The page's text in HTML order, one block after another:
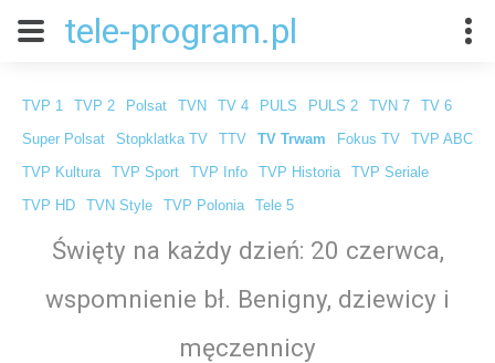
tele-program.pl
TVP 1 TVP 2 Polsat TVN TV 4 PULS PULS 2 TVN 7 TV 6
Super Polsat Stopklatka TV TTV TV Trwam Fokus TV TVP ABC
TVP Kultura TVP Sport TVP Info TVP Historia TVP Seriale
TVP HD TVN Style TVP Polonia Tele 5
Święty na każdy dzień: 20 czerwca,
wspomnienie bł. Benigny, dziewicy i
męczennicy